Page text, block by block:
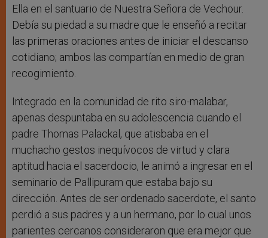
Ella en el santuario de Nuestra Señora de Vechour.
Debía su piedad a su madre que le enseñó a recitar
las primeras oraciones antes de iniciar el descanso
cotidiano; ambos las compartían en medio de gran
recogimiento.
Integrado en la comunidad de rito siro-malabar,
apenas despuntaba en su adolescencia cuando el
padre Thomas Palackal, que atisbaba en el
muchacho gestos inequívocos de virtud y clara
aptitud hacia el sacerdocio, le animó a ingresar en el
seminario de Pallipuram que estaba bajo su
dirección. Antes de ser ordenado sacerdote, el santo
perdió a sus padres y a un hermano, por lo cual unos
parientes cercanos consideraron que era mejor que